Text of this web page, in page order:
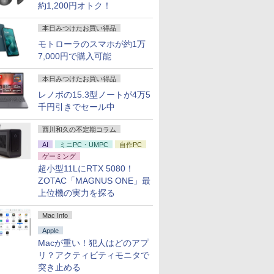
約1,200円オトク！
本日みつけたお買い得品
モトローラのスマホが約1万
7,000円で購入可能
本日みつけたお買い得品
レノボの15.3型ノートが4万5
千円引きでセール中
西川和久の不定期コラム
AI ミニPC・UMPC
自作PC
ゲーミング
超小型11LにRTX 5080！
ZOTAC「MAGNUS ONE」最
上位機の実力を探る
Mac Info
Apple
Macが重い！犯人はどのアプ
リ？アクティビティモニタで
突き止める